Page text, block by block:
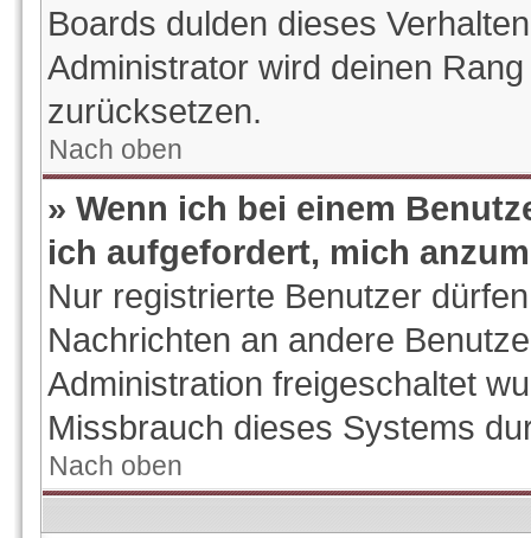
Boards dulden dieses
Administrator wird deinen
zurücksetzen.
Nach oben
» Wenn ich bei einem
ich aufgefordert, mich
Nur registrierte Benutzer
Nachrichten an andere
Administration freigeschaltet
Missbrauch dieses Systems
Nach oben